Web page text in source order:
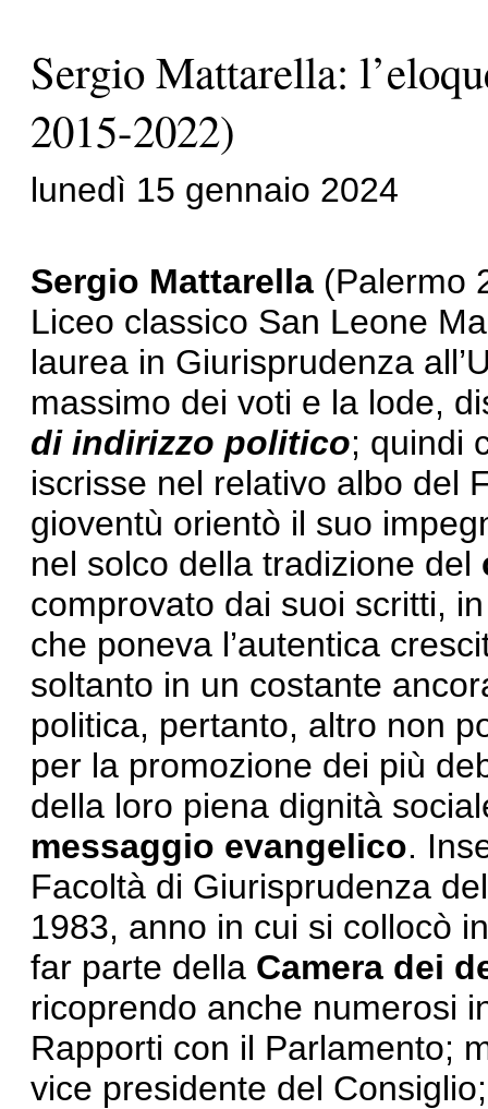
Sergio Mattarella:
2015-2022)
lunedì 15 gennaio 2024
Sergio Mattarella (Palermo
Liceo classico San Leone
laurea in Giurisprudenza
massimo dei voti e la lode,
di indirizzo politico; quindi
iscrisse nel relativo albo del
gioventù orientò il suo
nel solco della tradizione del
comprovato dai suoi scritti,
che poneva l’autentica
soltanto in un costante
politica, pertanto, altro non
per la promozione dei più
della loro piena dignità
messaggio evangelico.
Facoltà di Giurisprudenza
1983, anno in cui si collocò
far parte della Camera dei
ricoprendo anche numerosi
Rapporti con il Parlamento;
vice presidente del